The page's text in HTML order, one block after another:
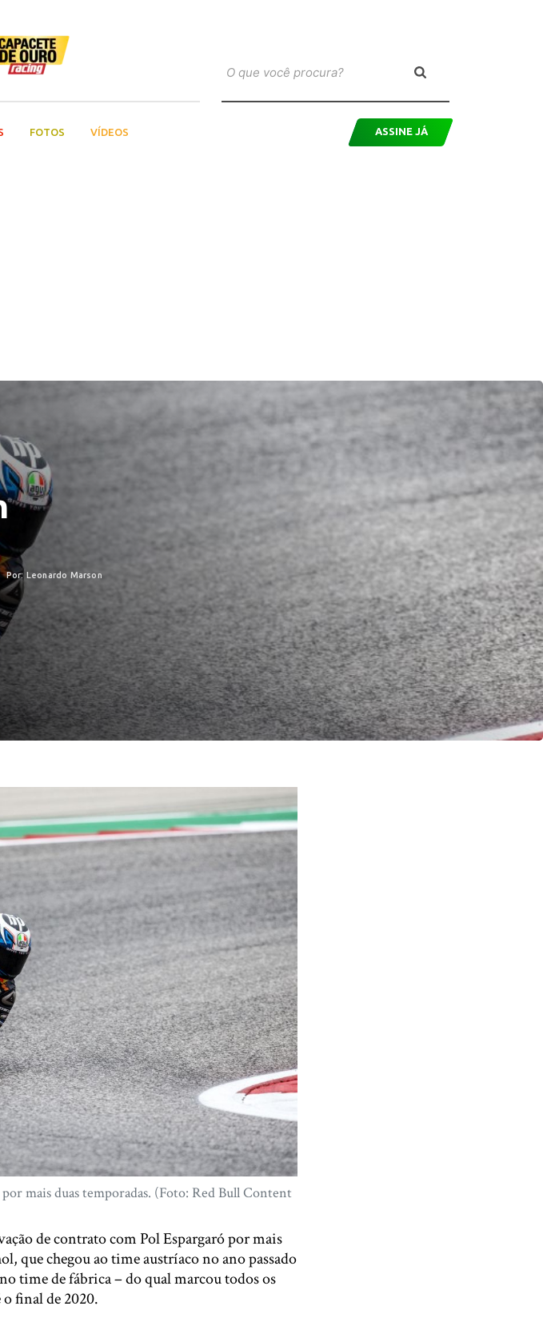
FOTOS VÍDEOS ASSINE JÁ
Por: Leonardo Marson
mais duas temporadas. (Foto: Red Bull Content
de contrato com Pol Espargaró por mais
que chegou ao time austríaco no ano passado
time de fábrica – do qual marcou todos os
final de 2020.